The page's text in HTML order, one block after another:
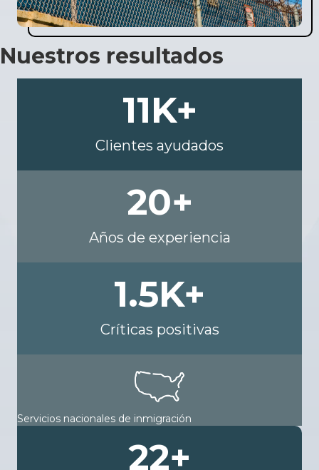
Nuestros resultados
11K+
Clientes ayudados
20+
Años de experiencia
1.5K+
Críticas positivas
Servicios nacionales de inmigración
22+